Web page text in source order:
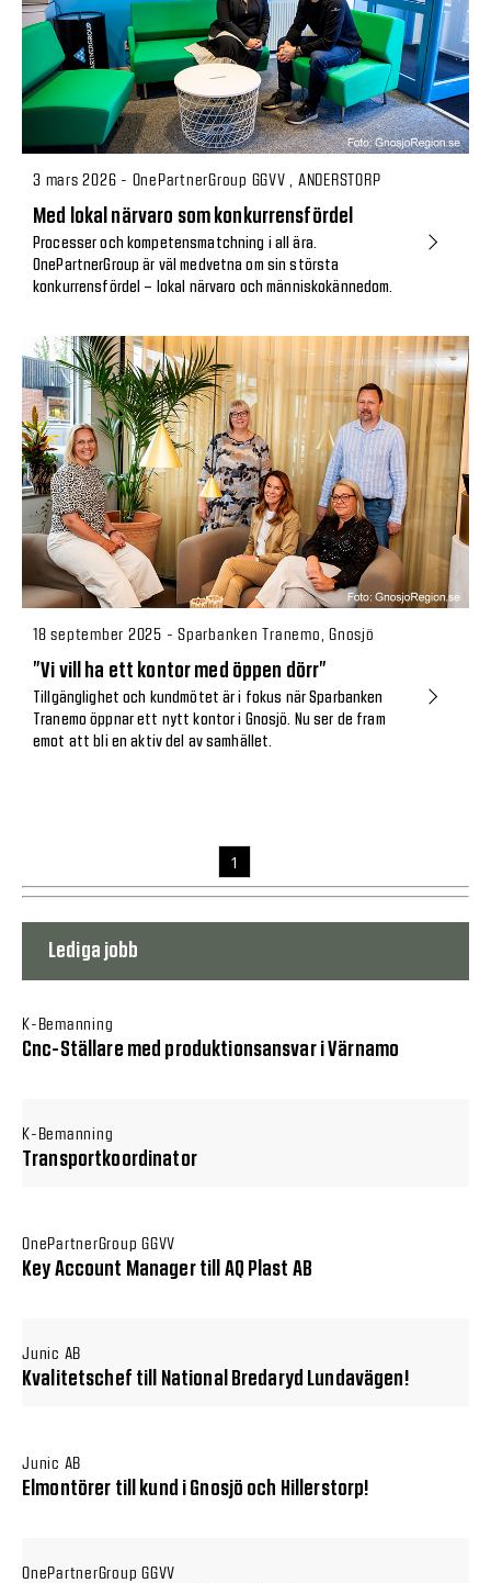
3 mars 2026 - OnePartnerGroup GGVV , ANDERSTORP
Med lokal närvaro som konkurrensfördel
Processer och kompetensmatchning i all ära.
OnePartnerGroup är väl medvetna om sin största
konkurrensfördel – lokal närvaro och människokännedom.
18 september 2025 - Sparbanken Tranemo, Gnosjö
”Vi vill ha ett kontor med öppen dörr”
Tillgänglighet och kundmötet är i fokus när Sparbanken
Tranemo öppnar ett nytt kontor i Gnosjö. Nu ser de fram
emot att bli en aktiv del av samhället.
1
Lediga jobb
K-Bemanning
Cnc-Ställare med produktionsansvar i Värnamo
K-Bemanning
Transportkoordinator
OnePartnerGroup GGVV
Key Account Manager till AQ Plast AB
Junic AB
Kvalitetschef till National Bredaryd Lundavägen!
Junic AB
Elmontörer till kund i Gnosjö och Hillerstorp!
OnePartnerGroup GGVV